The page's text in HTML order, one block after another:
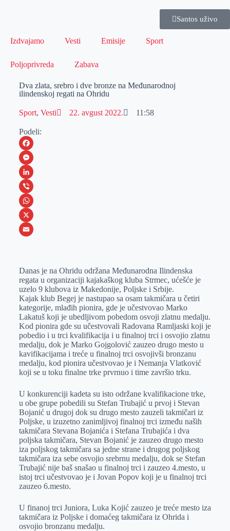
Santos uživo
Izdvajamo Vesti Emisije Sport
Poljoprivreda Zabava
Dva zlata, srebro i dve bronze na Međunarodnoj
ilindenskoj regati na Ohridu
Sport, Vesti 22. avgust 2022. 11:58
Podeli:
F
a
c
e
b
o
M
e
s
s
e
e
r
L
i
n
k
I
n
V
i
b
W
h
s
A
p
p
X
a
i
l
Danas je na Ohridu održana Međunarodna Ilindenska
regata u organizaciji kajakaškog kluba Strmec, ućešće je
uzelo 9 klubova iz Makedonije, Poljske i Srbije.
Kajak klub Begej je nastupao sa osam takmičara u četiri
kategorije, mlađih pionira, gde je učestvovao Marko
Lakatuš koji je ubedljivom pobedom osvoji zlatnu medalju.
Kod pionira gde su učestvovali Radovana Ramljaski koji je
pobedio i u trci kvalifikacija i u finalnoj trci i osvojio zlatnu
medalju, dok je Marko Gojgolović zauzeo drugo mesto u
kavifikacijama i treće u finalnoj trci osvojivši bronzanu
medalju, kod pionira učestvovao je i Nemanja Vlatković
koji se u toku finalne trke prvrnuo i time završio trku.
U konkurenciji kadeta su isto održane kvalifikacione trke,
u obe grupe pobedili su Stefan Trubajić u prvoj i Stevan
Bojanić u drugoj dok su drugo mesto zauzeli takmičari iz
Poljske, u izuzetno zanimljivoj finalnoj trci između naših
takmičara Stevana Bojanića i Stefana Trubajića i dva
poljska takmičara, Stevan Bojanić je zauzeo drugo mesto
iza poljskog takmičara sa jedne strane i drugog poljskog
takmičara iza sebe osvojio srebrnu medalju, dok se Stefan
Trubajić nije baš snašao u finalnoj trci i zauzeo 4.mesto, u
istoj trci učestvovao je i Jovan Popov koji je u finalnoj trci
zauzeo 6.mesto.
U finanoj trci Juniora, Luka Kojić zauzeo je treće mesto iza
takmičara iz Poljske i domaćeg takmičara iz Ohrida i
osvojio bronzanu medalju.